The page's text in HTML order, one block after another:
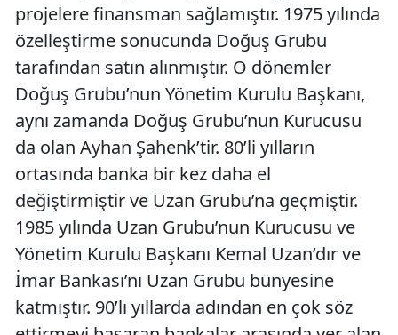
projelere finansman sağlamıştır. 1975 yılında
özelleştirme sonucunda Doğuş Grubu
tarafından satın alınmıştır. O dönemler
Doğuş Grubu’nun Yönetim Kurulu Başkanı,
aynı zamanda Doğuş Grubu’nun Kurucusu
da olan Ayhan Şahenk’tir. 80’li yılların
ortasında banka bir kez daha el
değiştirmiştir ve Uzan Grubu’na geçmiştir.
1985 yılında Uzan Grubu’nun Kurucusu ve
Yönetim Kurulu Başkanı Kemal Uzan’dır ve
İmar Bankası’nı Uzan Grubu bünyesine
katmıştır. 90’lı yıllarda adından en çok söz